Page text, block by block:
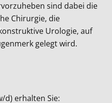
sind dabei die
Chirurgie, die
Urologie, auf
gelegt wird.
d) erhalten Sie: